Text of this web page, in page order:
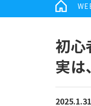
初心
実は
2025.1.31